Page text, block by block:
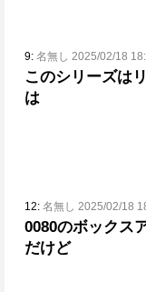
9: 名無し 2025/02/18
このシリーズは
は
12: 名無し 2025/02/18
0080のボックス
だけど